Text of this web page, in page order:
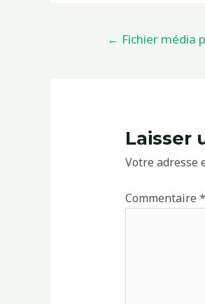
← Fichier média
Laisser
Votre adresse
Commentaire *